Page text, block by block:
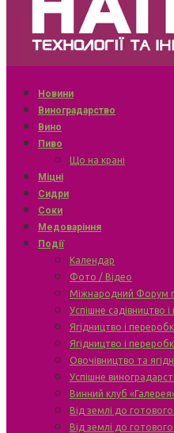
Новини
Виноградарство
Вино
Пиво
Що на крані
Міцні
Сидри
Соки
Медоваріння
Події
Календар
Фото / Відео
Міжнародний Форум
Успішне садівництво
Ягідництво і
Ягідництво і
Овочівництво та
Успішне
Винний клуб
Від землі до
Від землі до